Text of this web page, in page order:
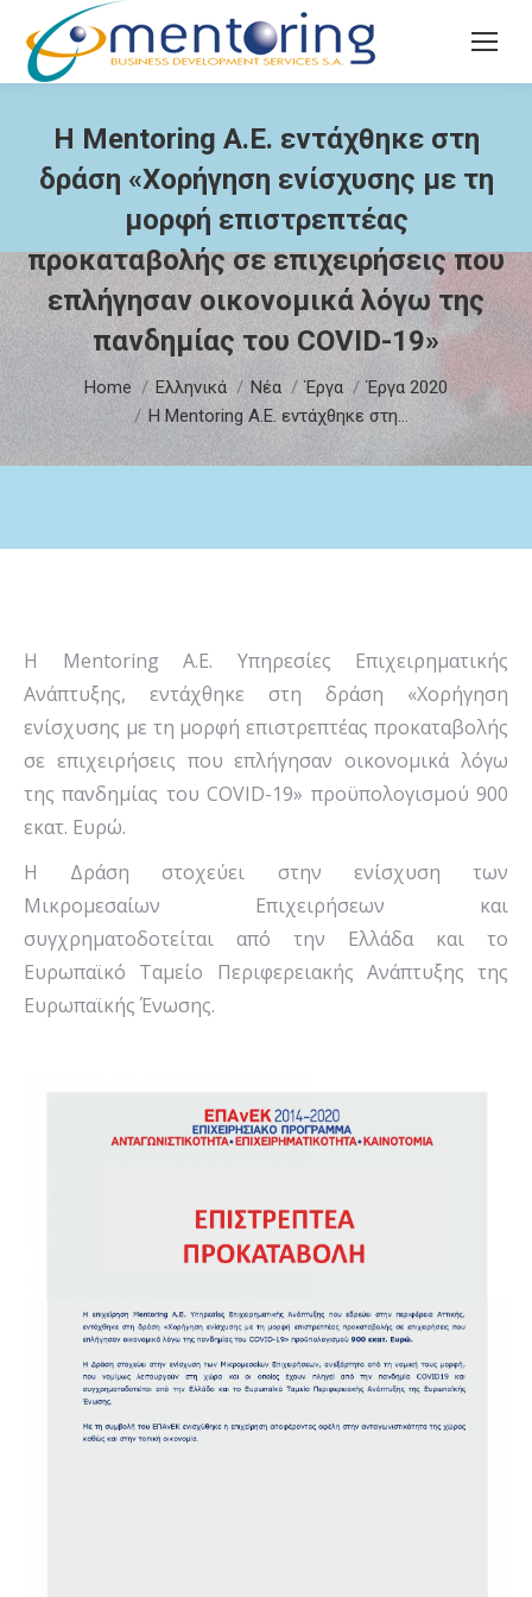
Search:
Η Mentoring Α.Ε. εντάχθηκε στη
δράση «Χορήγηση ενίσχυσης με τη
μορφή επιστρεπτέας
προκαταβολής σε επιχειρήσεις που
επλήγησαν οικονομικά λόγω της
πανδημίας του COVID-19»
You are here:
Home Ελληνικά Νέα Έργα
Έργα 2020
Η Mentoring Α.Ε. εντάχθηκε στη…
Η Mentoring Α.Ε. Υπηρεσίες Επιχειρηματικής
Ανάπτυξης, εντάχθηκε στη δράση «Χορήγηση
ενίσχυσης με τη μορφή επιστρεπτέας προκαταβολής
σε επιχειρήσεις που επλήγησαν οικονομικά λόγω
της πανδημίας του COVID-19» προϋπολογισμού 900
εκατ. Ευρώ.
Η Δράση στοχεύει στην ενίσχυση των
Μικρομεσαίων Επιχειρήσεων και
συγχρηματοδοτείται από την Ελλάδα και το
Ευρωπαϊκό Ταμείο Περιφερειακής Ανάπτυξης της
Ευρωπαϊκής Ένωσης.